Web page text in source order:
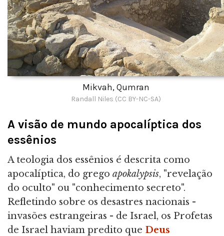
Mikvah, Qumran
Randall Niles (CC BY-NC-SA)
A visão de mundo apocalíptica dos
essênios
A teologia dos essênios é descrita como
apocalíptica, do grego apokalypsis, "revelação
do oculto" ou "conhecimento secreto".
Refletindo sobre os desastres nacionais -
invasões estrangeiras - de Israel, os Profetas
de Israel haviam predito que Deus